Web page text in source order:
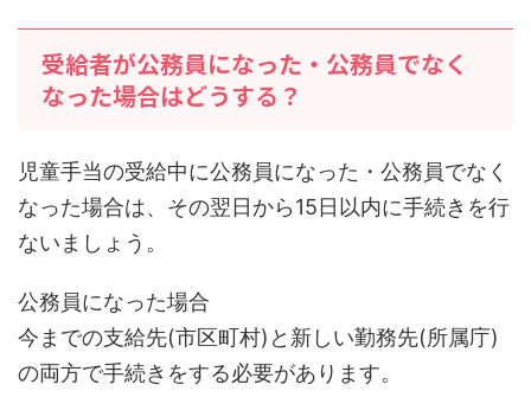
受給者が公務員になった・公務員でなく
なった場合はどうする？
児童手当の受給中に公務員になった・公務員でなく
なった場合は、その翌日から15日以内に手続きを行
ないましょう。
公務員になった場合
今までの支給先(市区町村)と新しい勤務先(所属庁)
の両方で手続きをする必要があります。